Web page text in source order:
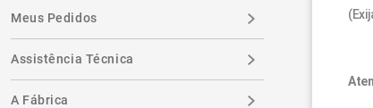
A Fábrica
Meus Pedidos
Assistência Técnica